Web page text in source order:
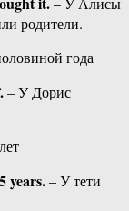
родители.
года
– У Дорис
years.– У тети